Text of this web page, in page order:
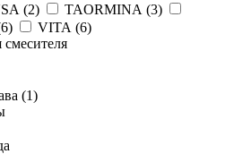
(2) TAORMINA (3)
6) VITA (6)
смесителя
(1)